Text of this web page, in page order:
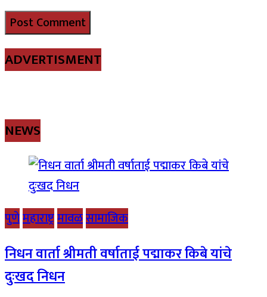
ADVERTISMENT
NEWS
पुणेमहाराष्ट्रमावळसामाजिक
निधन वार्ता श्रीमती वर्षाताई पद्माकर किबे यांचे
दुःखद निधन